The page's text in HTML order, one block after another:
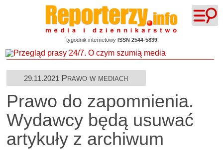
tygodnik internetowy ISSN 2544-5839
29.11.2021 Prawo w mediach
Prawo do zapomnienia.
Wydawcy będą usuwać
artykuły z archiwum